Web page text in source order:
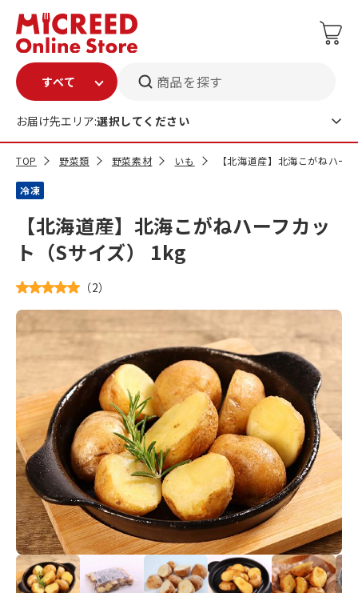
商品を探す
お届け先エリア:選択してください
TOP 野菜類 野菜素材 いも 【北海道産】北海こがねハー
冷凍
【北海道産】北海こがねハーフカッ
ト（Sサイズ） 1kg
（2）